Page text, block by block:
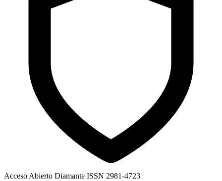
Acceso Abierto Diamante ISSN 2981-4723